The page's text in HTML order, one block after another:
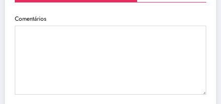
Comentários